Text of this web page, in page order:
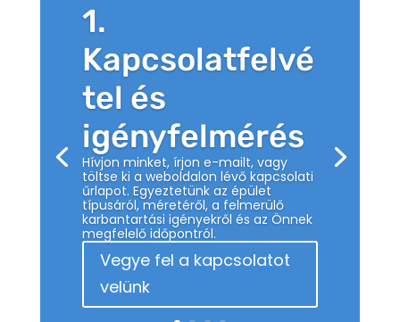
1.
Kapcsolatfelvé
tel és
igényfelmérés
Hívjon minket, írjon e-mailt, vagy
töltse ki a weboldalon lévő kapcsolati
űrlapot. Egyeztetünk az épület
típusáról, méretéről, a felmerülő
karbantartási igényekről és az Önnek
megfelelő időpontról.
Vegye fel a kapcsolatot
velünk